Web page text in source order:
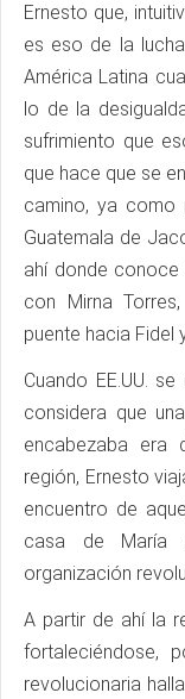
Ernesto que,
es eso de la
América Latina
lo de la
sufrimiento que
que hace que se
camino, ya como
Guatemala de
ahí donde
con Mirna
puente hacia Fidel
Cuando EE.UU.
considera que
encabezaba era
región, Ernesto
encuentro de
casa de María
organización
A partir de ahí la
fortaleciéndose,
revolucionaria